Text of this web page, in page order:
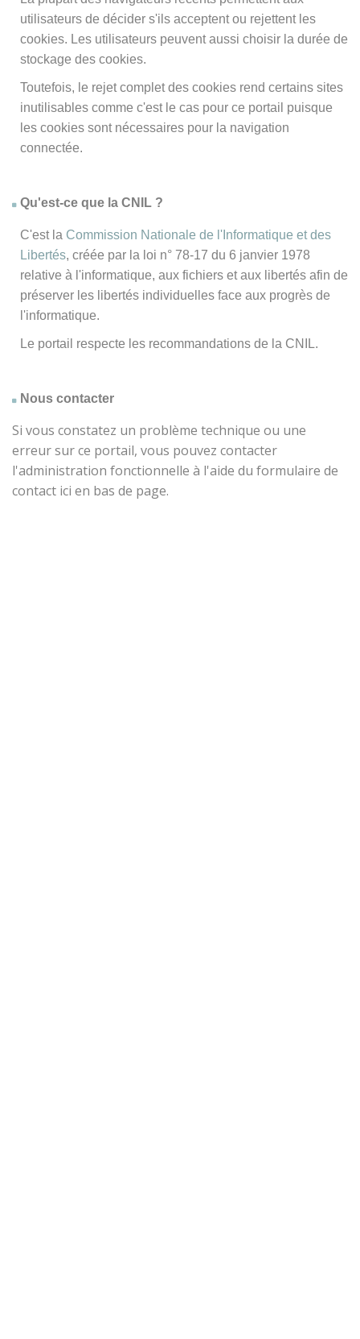
utilisateurs de décider s'ils acceptent ou rejettent les
cookies. Les utilisateurs peuvent aussi choisir la durée de
stockage des cookies.
Toutefois, le rejet complet des cookies rend certains sites
inutilisables comme c'est le cas pour ce portail puisque
les cookies sont nécessaires pour la navigation
connectée.
Qu'est-ce que la CNIL ?
C'est la Commission Nationale de l'Informatique et des
Libertés, créée par la loi n° 78-17 du 6 janvier 1978
relative à l'informatique, aux fichiers et aux libertés afin de
préserver les libertés individuelles face aux progrès de
l'informatique.
Le portail respecte les recommandations de la CNIL.
Nous contacter
Si vous constatez un problème technique ou une
erreur sur ce portail, vous pouvez contacter
l'administration fonctionnelle à l'aide du formulaire de
contact ici en bas de page.